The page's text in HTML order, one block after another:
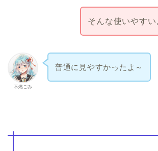
そんな使いやすい
不燃ごみ
普通に見やすかったよ～